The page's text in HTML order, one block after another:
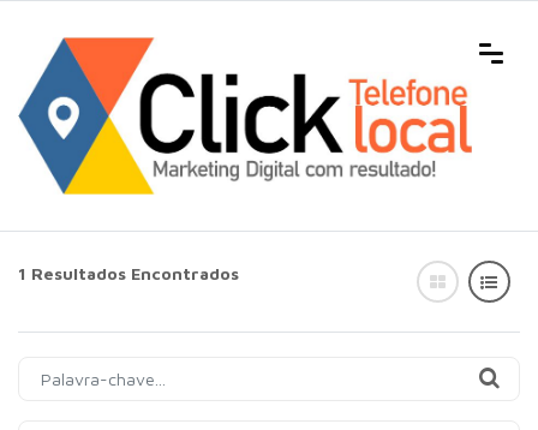
1 Resultados Encontrados